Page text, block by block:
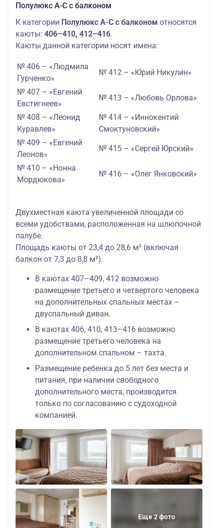
Полулюкс А-С с балконом
К категории Полулюкс А-С с балконом относятся
каюты: 406–410, 412–416.
Каюты данной категории носят имена:
№ 406 – «Людмила
Гурченко»
№ 412 – «Юрий Никулин»
№ 407 – «Евгений
Евстигнеев»
№ 413 – «Любовь Орлова»
№ 408 – «Леонид
Куравлев»
№ 414 – «Иннокентий
Смоктуновский»
№ 409 – «Евгений
Леонов»
№ 415 – «Сергей Юрский»
№ 410 – «Нонна
Мордюкова»
№ 416 – «Олег Янковский»
Двухместная каюта увеличенной площади со
всеми удобствами, расположенная на шлюпочной
палубе.
Площадь каюты от 23,4 до 28,6 м² (включая
балкон от 7,3 до 8,8 м²).
В каютах 407–409, 412 возможно
размещение третьего и четвертого человека
на дополнительных спальных местах –
двуспальный диван.
В каютах 406, 410, 413–416 возможно
размещение третьего человека на
дополнительном спальном – тахта.
Размещение ребенка до 5 лет без места и
питания, при наличии свободного
дополнительного места, производится
только по согласованию с судоходной
компанией.
Еще 2 фото